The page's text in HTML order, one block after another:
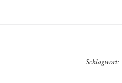
Schlagwort: